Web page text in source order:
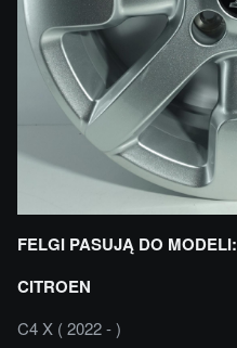
FELGI PASUJĄ DO MODELI:
CITROEN
C4 X ( 2022 - )